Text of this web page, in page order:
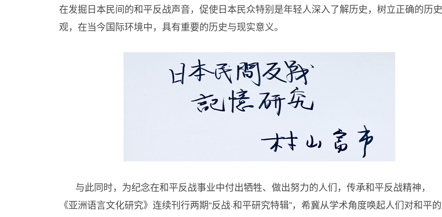
在发掘日本民间的和平反战声音，促使日本民众特别是年轻人深入了解历史，树立正确的历史
观，在当今国际环境中，具有重要的历史与现实意义。
与此同时，为纪念在和平反战事业中付出牺牲、做出努力的人们，传承和平反战精神，
《亚洲语言文化研究》连续刊行两期“反战·和平研究特辑”，希冀从学术角度唤起人们对和平的